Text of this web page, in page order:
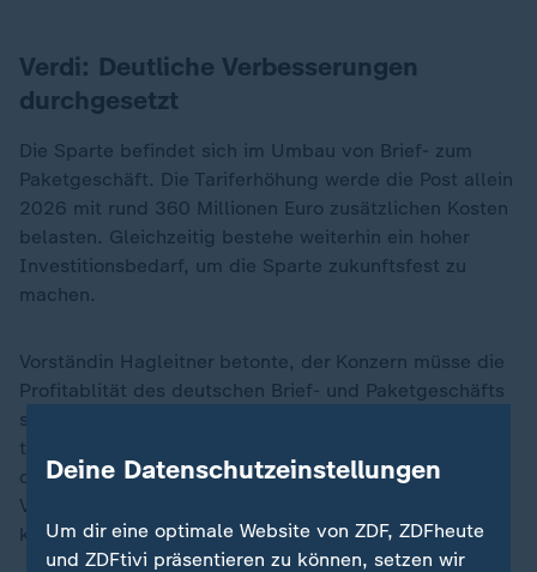
Verdi: Deutliche Verbesserungen
durchgesetzt
Die Sparte befindet sich im Umbau von Brief- zum
Paketgeschäft. Die Tariferhöhung werde die Post allein
2026 mit rund 360 Millionen Euro zusätzlichen Kosten
belasten. Gleichzeitig bestehe weiterhin ein hoher
Investitionsbedarf, um die Sparte zukunftsfest zu
machen.
Vorständin Hagleitner betonte, der Konzern müsse die
Profitablität des deutschen Brief- und Paketgeschäfts
sichern. Er werde verstärkt auf die Kostenbremse
treten. Verdi-Verhandlungsleiterin Andrea Kocsis sagte
dagegen, die Gewerkschaft habe deutliche
Verbesserungen für die Beschäftigten durchsetzen
können.
Deine Datenschutzeinstellungen
Um dir eine optimale Website von ZDF, ZDFheute
und ZDFtivi präsentieren zu können, setzen wir